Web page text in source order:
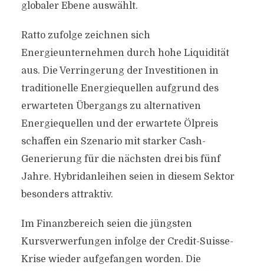
globaler Ebene auswählt.
Ratto zufolge zeichnen sich
Energieunternehmen durch hohe Liquidität
aus. Die Verringerung der Investitionen in
traditionelle Energiequellen aufgrund des
erwarteten Übergangs zu alternativen
Energiequellen und der erwartete Ölpreis
schaffen ein Szenario mit starker Cash-
Generierung für die nächsten drei bis fünf
Jahre. Hybridanleihen seien in diesem Sektor
besonders attraktiv.
Im Finanzbereich seien die jüngsten
Kursverwerfungen infolge der Credit-Suisse-
Krise wieder aufgefangen worden. Die